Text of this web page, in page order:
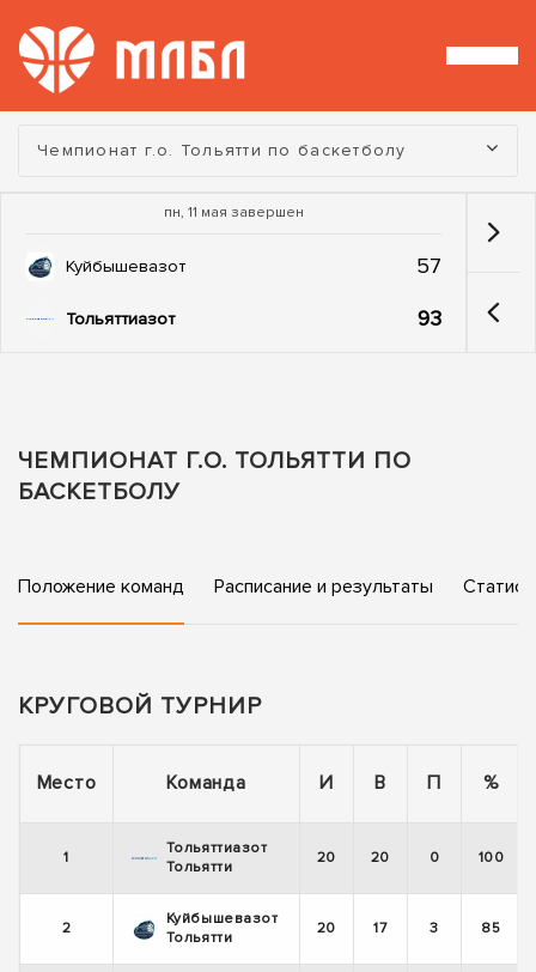
Турнир:
Чемпионат г.о. Тольятти по баскетболу
пн, 11 мая завершен
Куйбышевазот 57
Тольяттиазот 93
ЧЕМПИОНАТ Г.О. ТОЛЬЯТТИ ПО
БАСКЕТБОЛУ
Положение команд Расписание и результаты
КРУГОВОЙ ТУРНИР
Место Команда И В П %
1
Тольяттиазот
Тольятти
20 20 0 100
2
Куйбышевазот
Тольятти
20 17 3 85